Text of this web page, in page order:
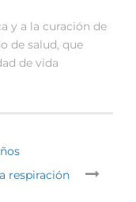
y a la curación de
de salud, que
de vida
respiración